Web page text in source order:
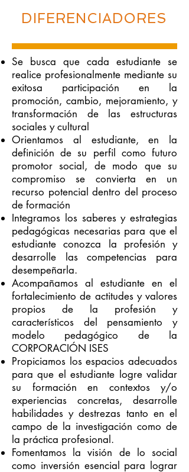
DIFERENCIADORES
Se busca que cada estudiante se
realice profesionalmente mediante su
exitosa participación en la
promoción, cambio, mejoramiento, y
transformación de las estructuras
sociales y cultural
Orientamos al estudiante, en la
definición de su perfil como futuro
promotor social, de modo que su
compromiso se convierta en un
recurso potencial dentro del proceso
de formación
Integramos los saberes y estrategias
pedagógicas necesarias para que el
estudiante conozca la profesión y
desarrolle las competencias para
desempeñarla.
Acompañamos al estudiante en el
fortalecimiento de actitudes y valores
propios de la profesión y
característicos del pensamiento y
modelo pedagógico de la
CORPORACIÓN ISES
Propiciamos los espacios adecuados
para que el estudiante logre validar
su formación en contextos y/o
experiencias concretas, desarrolle
habilidades y destrezas tanto en el
campo de la investigación como de
la práctica profesional.
Fomentamos la visión de lo social
como inversión esencial para lograr